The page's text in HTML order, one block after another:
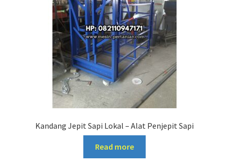
Kandang Jepit Sapi Lokal – Alat Penjepit Sapi
Read more